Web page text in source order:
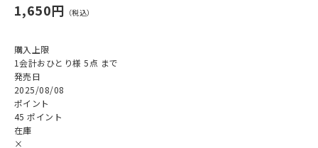
1,650円
購入上限
1会計おひとり様 5点 まで
発売日
2025/08/08
ポイント
45 ポイント
在庫
×